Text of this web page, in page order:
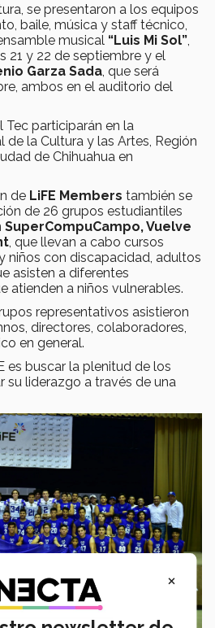
se presentaron a los equipos
baile, música y staff técnico,
musical “Luis Mi Sol”
21 y 22 de septiembre y el
Garza Sada , que será
ambos en el auditorio del
participarán en la
de la Cultura y las Artes, Región
de Chihuahua en
de LiFE Members también se
de 26 grupos estudiantiles
SuperCompuCampo, Vuelve
, que llevan a cabo cursos
niños con discapacidad, adultos
asisten a diferentes
atienden a niños vulnerables.
representativos asistieron
directores, colaboradores,
en general.
es buscar la plenitud de los
su liderazgo a través de una
×